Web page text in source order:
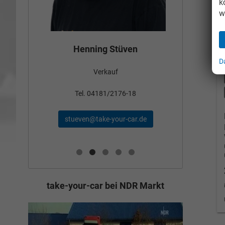
Henning Stüven
Verkauf
Tel. 04181/2176-18
stueven@take-your-car.de
take-your-car bei NDR Markt